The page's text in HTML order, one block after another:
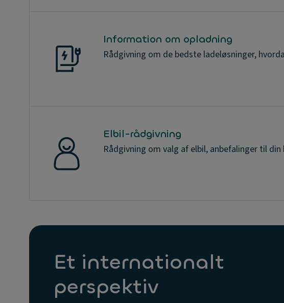
Information om opladning
Rådgivning om de bedste ladeløsninger,
Elbil-rådgivning
Rådgivning om valg af elbil, anbefalinger til
Et internationalt
perspektiv